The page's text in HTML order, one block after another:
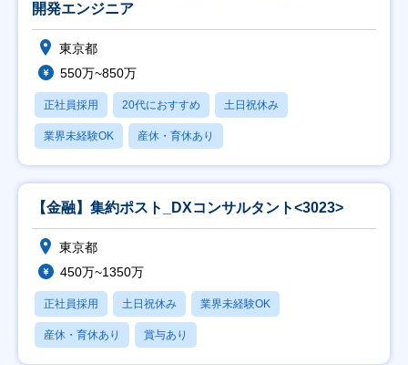
開発エンジニア
東京都
550万~850万
正社員採用 20代におすすめ 土日祝休み
業界未経験OK 産休・育休あり
【金融】集約ポスト_DXコンサルタント<3023>
東京都
450万~1350万
正社員採用 土日祝休み 業界未経験OK
産休・育休あり 賞与あり